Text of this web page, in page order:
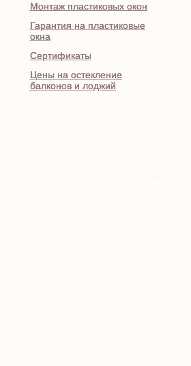
Монтаж пластиковых окон
Гарантия на пластиковые
окна
Сертификаты
Цены на остекление
балконов и лоджий